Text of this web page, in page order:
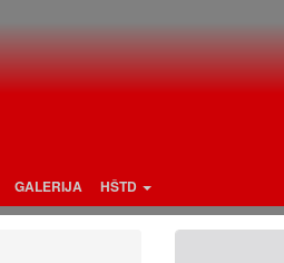
GALERIJA HŠTD